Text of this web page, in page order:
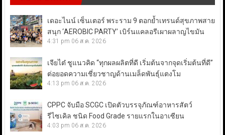
เดอะไนน์ เซ็นเตอร์ พระราม 9 ตอกย้ำเทรนด์สุขภาพสาย
สนุก ‘AEROBIC PARTY’ เบิร์นแคลอรีเผาผลาญไขมัน
4:31 pm 06 ส.ค. 2026
เจียไต๋ ชูแนวคิด “ทุกผลผลิตที่ดี เริ่มต้นจากจุดเริ่มต้นที่ดี”
ต่อยอดความเชี่ยวชาญด้านเมล็ดพันธุ์แตงโม
4:13 pm 06 ส.ค. 2026
CPPC จับมือ SCGC เปิดตัวบรรจุภัณฑ์อาหารสัตว์
รีไซเคิล ชนิด Food Grade รายแรกในอาเซียน
4:03 pm 06 ส.ค. 2026